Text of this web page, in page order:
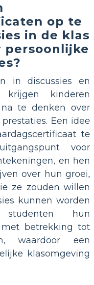
op te
in de klas
in discussies en
kinderen
te denken over
Een idee
te
voor
en hen
over hun groei,
ze zouden willen
kunnen worden
studenten hun
met betrekking tot
waardoor een
klasomgeving